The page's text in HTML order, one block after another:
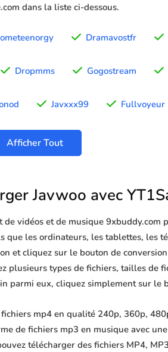
dans la liste ci-dessous.
Dramavostfr
Dropmms Gogostream
Javxxx99 Fullvoyeur
Afficher Tout
Javwoo avec
vidéos et de musique 9xbuddy.com
les ordinateurs, les tablettes, les
et cliquez sur le bouton de
plusieurs types de fichiers, tailles de
parmi eux, cliquez simplement sur le
mp4 en qualité 240p, 360p,
de fichiers mp3 en musique avec
télécharger des fichiers MP4,